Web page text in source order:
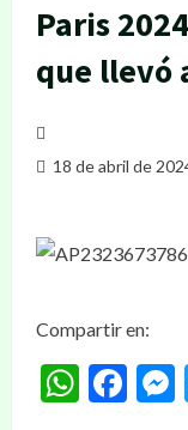
Paris
que llevó
18 de abril de
Compartir en: